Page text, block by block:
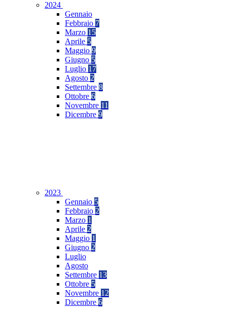
2024
Gennaio
Febbraio 7
Marzo 15
Aprile 5
Maggio 9
Giugno 5
Luglio 17
Agosto 2
Settembre 8
Ottobre 6
Novembre 11
Dicembre 9
2023
Gennaio 5
Febbraio 2
Marzo 1
Aprile 2
Maggio 1
Giugno 2
Luglio
Agosto
Settembre 13
Ottobre 5
Novembre 12
Dicembre 6